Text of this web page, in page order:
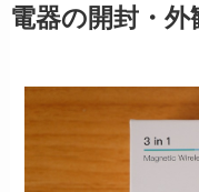
電器の開封・外